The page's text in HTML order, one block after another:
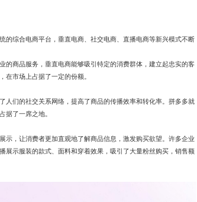
的综合电商平台，垂直电商、社交电商、直播电商等新兴模式不断
的商品服务，垂直电商能够吸引特定的消费群体，建立起忠实的客
市场上占据了一定的份额。
人们的社交关系网络，提高了商品的传播效率和转化率。拼多多就
据了一席之地。
，让消费者更加直观地了解商品信息，激发购买欲望。许多企业
展示服装的款式、面料和穿着效果，吸引了大量粉丝购买，销售额